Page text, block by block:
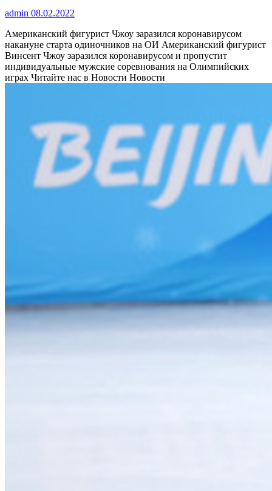
admin 08.02.2022
Американский фигурист Чжоу заразился коронавирусом
накануне старта одиночников на ОИ Американский фигурист
Винсент Чжоу заразился коронавирусом и пропустит
индивидуальные мужские соревнования на Олимпийских
играх Читайте нас в Новости Новости